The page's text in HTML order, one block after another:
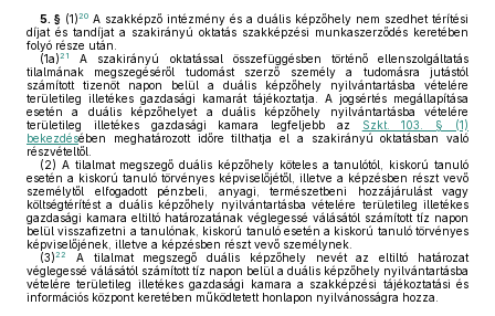
5. § (1)20 A szakképző intézmény és a duális képzőhely nem szedhet térítési
díjat és tandíjat a szakirányú oktatás szakképzési munkaszerződés keretében
folyó része után.
(1a)21
A szakirányú oktatással összefüggésben történő ellenszolgáltatás
tilalmának megszegéséről tudomást szerző személy a tudomásra jutástól
számított tizenöt napon belül a duális képzőhely nyilvántartásba vételére
területileg illetékes gazdasági kamarát tájékoztatja. A jogsértés megállapítása
esetén a duális képzőhelyet a duális képzőhely nyilvántartásba vételére
területileg illetékes gazdasági kamara legfeljebb az
Szkt. 103. § (1)
bekezdésében meghatározott időre tilthatja el a szakirányú oktatásban való
részvételtől.
(2) A tilalmat megszegő duális képzőhely köteles a tanulótól, kiskorú tanuló
esetén a kiskorú tanuló törvényes képviselőjétől, illetve a képzésben részt vevő
személytől elfogadott pénzbeli, anyagi, természetbeni hozzájárulást vagy
költségtérítést a duális képzőhely nyilvántartásba vételére területileg illetékes
gazdasági kamara eltiltó határozatának véglegessé válásától számított tíz napon
belül visszafizetni a tanulónak, kiskorú tanuló esetén a kiskorú tanuló törvényes
képviselőjének, illetve a képzésben részt vevő személynek.
(3)22
A tilalmat megszegő duális képzőhely nevét az eltiltó határozat
véglegessé válásától számított tíz napon belül a duális képzőhely nyilvántartásba
vételére területileg illetékes gazdasági kamara a szakképzési tájékoztatási és
információs központ keretében működtetett honlapon nyilvánosságra hozza.